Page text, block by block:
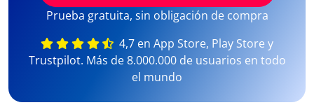
Prueba gratuita, sin obligación de compra
4,7 en App Store, Play Store y
Trustpilot. Más de 8.000.000 de usuarios en todo
el mundo